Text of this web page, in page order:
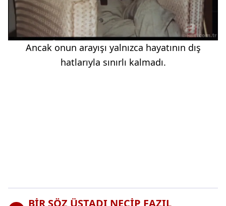
Ancak onun arayışı yalnızca hayatının dış
hatlarıyla sınırlı kalmadı.